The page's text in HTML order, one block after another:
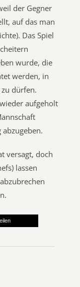
der Gegner
auf das man
Das Spiel
wurde, die
werden, in
dürfen.
aufgeholt
versagt, doch
lassen